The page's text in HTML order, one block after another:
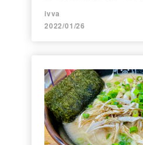
ivva
2022/01/26